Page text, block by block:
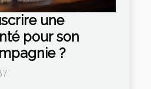
une
pour son
?